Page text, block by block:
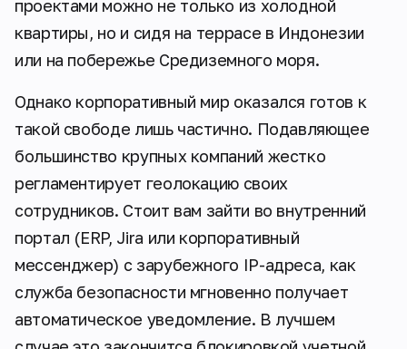
проектами можно не только из холодной
квартиры, но и сидя на террасе в Индонезии
или на побережье Средиземного моря.
Однако корпоративный мир оказался готов к
такой свободе лишь частично. Подавляющее
большинство крупных компаний жестко
регламентирует геолокацию своих
сотрудников. Стоит вам зайти во внутренний
портал (ERP, Jira или корпоративный
мессенджер) с зарубежного IP-адреса, как
служба безопасности мгновенно получает
автоматическое уведомление. В лучшем